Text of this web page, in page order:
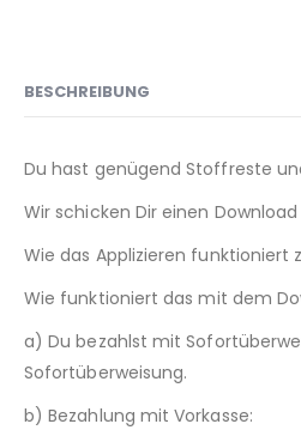
BESCHREIBUNG
Du hast genügend Stoffreste
Wir schicken Dir einen
Wie das Applizieren funktioniert
Wie funktioniert das mit dem
a) Du bezahlst mit
Sofortüberweisung.
b) Bezahlung mit Vorkasse: